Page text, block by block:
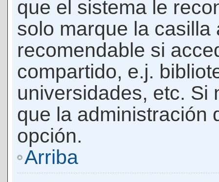
que el sistema le
solo marque la casilla
recomendable si
compartido, e.j.
universidades, etc. Si
que la administración
opción.
Arriba